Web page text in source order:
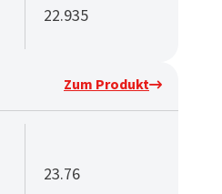
22.935
Zum Produkt
23.76